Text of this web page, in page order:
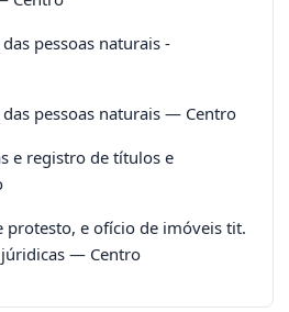
pessoas naturais -
pessoas naturais — Centro
e registro de títulos e
protesto, e ofício de imóveis tit.
— Centro